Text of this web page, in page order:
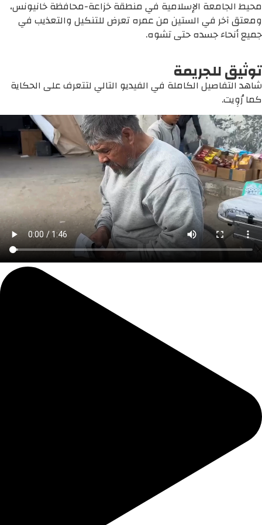
محيط الجامعة الإسلامية في منطقة خزاعة-محافظة خانيونس،
ومعتق آخر في الستين من عمره تعرض للتنكيل والتعذيب في
جميع أنحاء جسده حتى تشوه.
توثيق للجريمة
شاهد التفاصيل الكاملة في الفيديو التالي لتتعرف على الحكاية
كما رُوِيت.